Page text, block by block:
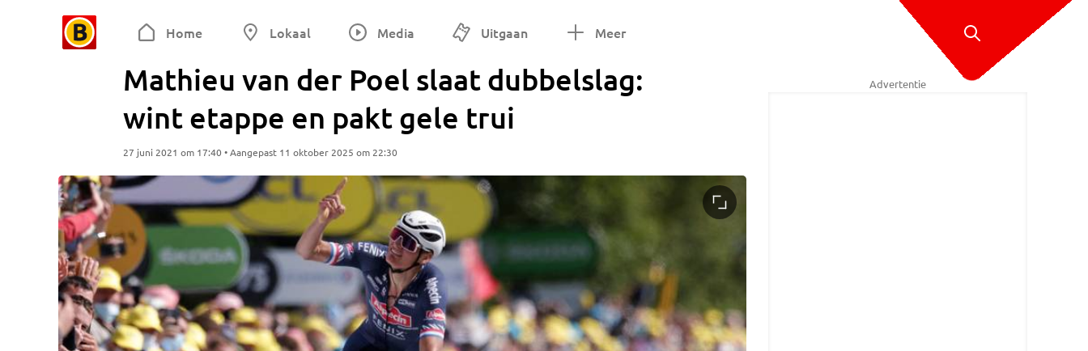
Home Lokaal Media Uitgaan Meer
Mathieu van der Poel slaat dubbelslag:
wint etappe en pakt gele trui
27 juni 2021 om 17:40 • Aangepast 11 oktober 2025 om 22:30
Advertentie